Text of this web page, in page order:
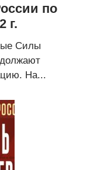
по
г.
Силы
На...